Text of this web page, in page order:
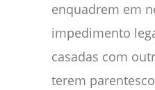
enquadrem em
impedimento
casadas com
terem